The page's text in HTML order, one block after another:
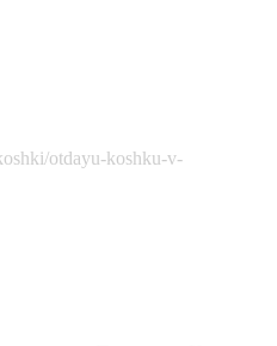
otdayu-koshku-v-